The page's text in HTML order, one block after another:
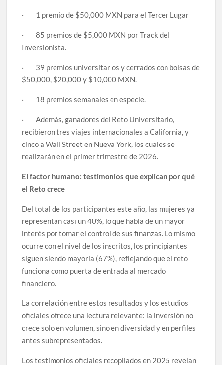
· 1 premio de $50,000 MXN para el Tercer Lugar
· 85 premios de $5,000 MXN por Track del
Inversionista.
· 39 premios universitarios y cerrados con bolsas de
$50,000, $20,000 y $10,000 MXN.
· 18 premios semanales en especie.
· Además, ganadores del Reto Universitario,
recibieron tres viajes internacionales a California, y
cinco a Wall Street en Nueva York, los cuales se
realizarán en el primer trimestre de 2026.
El factor humano: testimonios que explican por qué
el Reto crece
Del total de los participantes este año, las mujeres ya
representan casi un 40%, lo que habla de un mayor
interés por tomar el control de sus finanzas. Lo mismo
ocurre con el nivel de los inscritos, los principiantes
siguen siendo mayoría (67%), reflejando que el reto
funciona como puerta de entrada al mercado
financiero.
La correlación entre estos resultados y los estudios
oficiales ofrece una lectura relevante: la inversión no
crece solo en volumen, sino en diversidad y en perfiles
antes subrepresentados.
Los testimonios oficiales recopilados en 2025 revelan